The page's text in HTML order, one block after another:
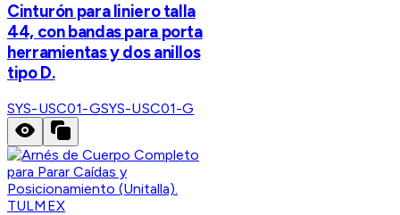
Cinturón para liniero talla
44, con bandas para porta
herramientas y dos anillos
tipo D.
SYS-USC01-GSYS-USC01-G
TULMEX